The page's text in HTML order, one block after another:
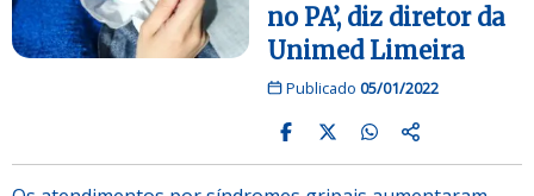
no PA’, diz diretor da
Unimed Limeira
Publicado 05/01/2022